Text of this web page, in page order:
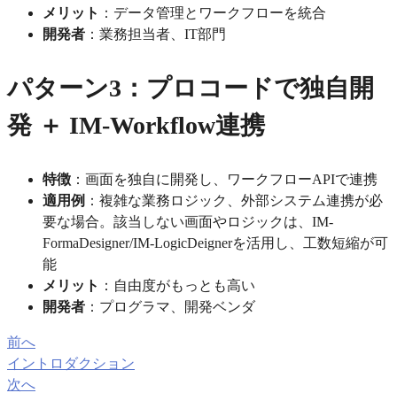
メリット ：データ管理とワークフローを統合
開発者 ：業務担当者、IT部門
パターン3：プロコードで独自開
発 ＋ IM-Workflow連携
特徴 ：画面を独自に開発し、ワークフローAPIで連携
適用例 ：複雑な業務ロジック、外部システム連携が必
要な場合。該当しない画面やロジックは、IM-
FormaDesigner/IM-LogicDeignerを活用し、工数短縮が可
能
メリット ：自由度がもっとも高い
開発者 ：プログラマ、開発ベンダ
前へ
イントロダクション
次へ